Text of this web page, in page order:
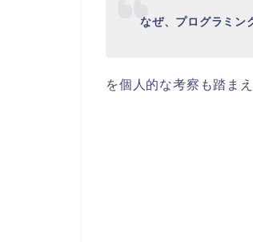
なぜ、プログラミン
を個人的な考察も踏ま